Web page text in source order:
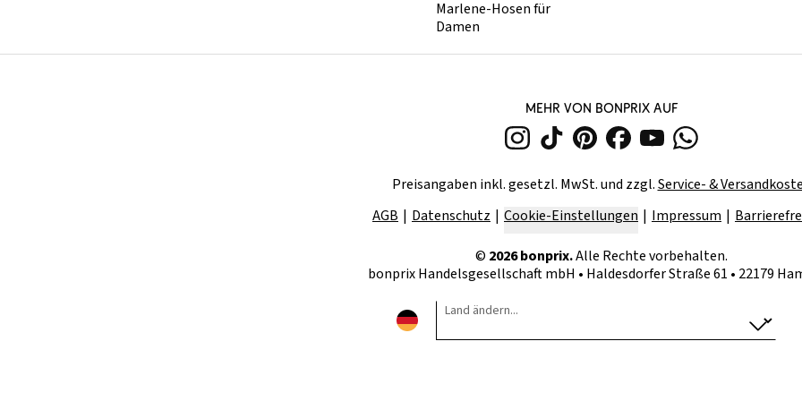
Marlene-Hosen für
Damen
MEHR VON BONPRIX AUF
Preisangaben inkl. gesetzl. MwSt. und zzgl.Service- &
AGB
Datenschutz Cookie-Einstellungen Impressum
© 2026bonprix.Alle Rechte vorbehalten.
bonprix Handelsgesellschaft mbH • Haldesdorfer Straße 61 • 22179
Land ändern...